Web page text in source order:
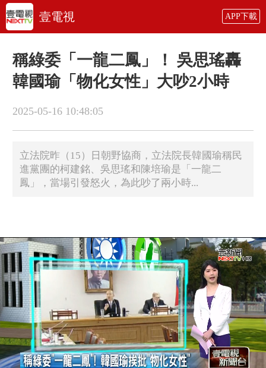
壹電視 APP下載
稱綠委「一龍二鳳」！ 吳思瑤轟
韓國瑜「物化女性」大吵2小時
2025-05-16 10:48:05
立法院昨（15）日朝野協商，立法院長韓國瑜稱民
進黨團的柯建銘、吳思瑤和陳培瑜是「一龍二
鳳」，當場引發怒火，為此吵了兩小時...